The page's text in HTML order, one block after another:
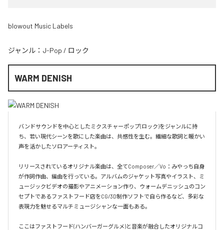
blowout Music Labels
ジャンル： J-Pop / ロック
WARM DENISH
バンドサウンドを中心としたミクスチャーポップ(ロック)をジャンルに持
ち、若い現代シーンを歌にした楽曲は、共感性を生む。繊細な歌詞と暖かい
声を活かしたソロアーティスト。
リリースされているオリジナル楽曲は、全てComposer／Vo：みやっち自身
が作詞作曲、編曲を行っている。アルバムのジャケット写真やイラスト、ミ
ュージックビデオの撮影やアニメーション作り、ウォームデニッシュのコン
セプトであるファストフード店をCG/3D制作ソフトで自ら作るなど、多彩な
表現力を魅せるマルチミュージシャンな一面もある。
ここはファストフード(ハンバーガーグルメ)と音楽が融合したオリジナルコ